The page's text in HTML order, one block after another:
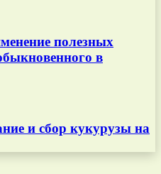
полезных
в
и сбор кукурузы на